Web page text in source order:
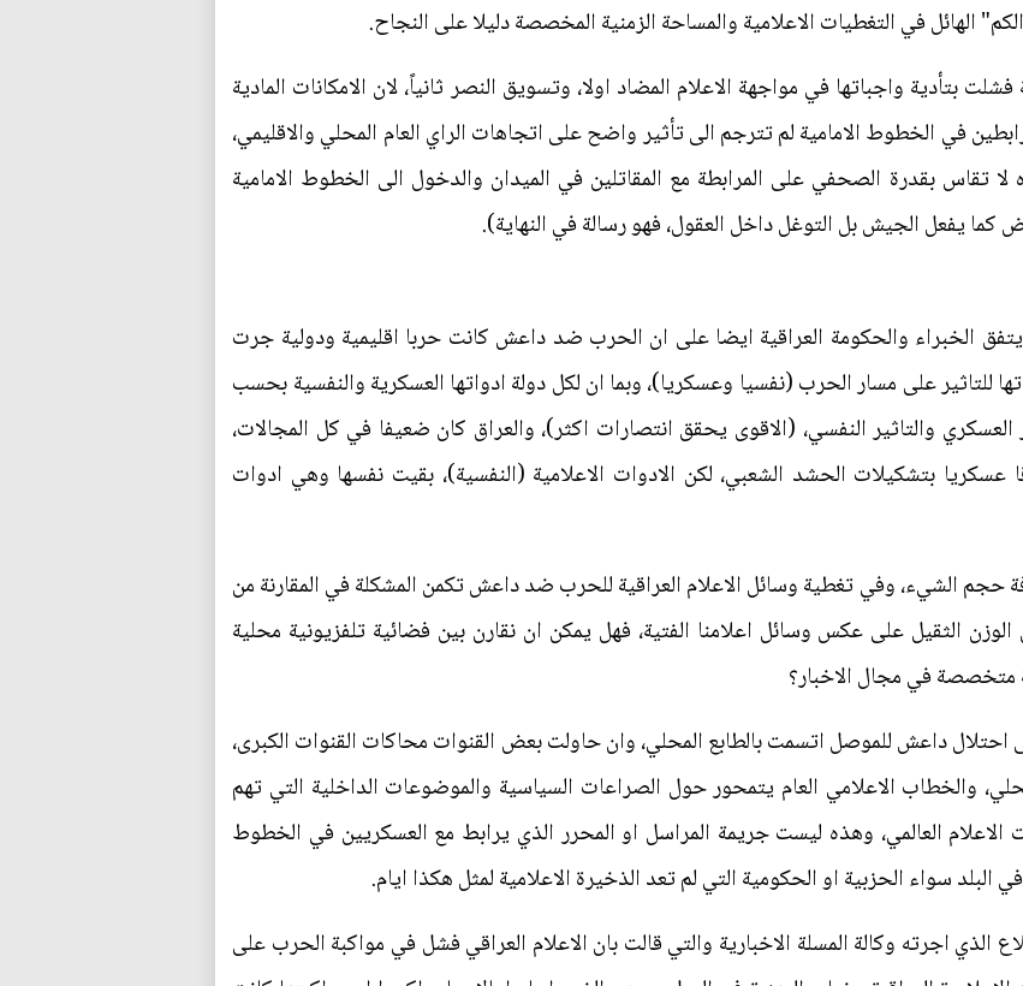
الهائل في التغطيات الاعلامية والمساحة الزمنية المخصصة دليلا على النجاح.
بتأدية واجباتها في مواجهة الاعلام المضاد اولا، وتسويق النصر ثانياً، لان الامكانات المادية
في الخطوط الامامية لم تترجم الى تأثير واضح على اتجاهات الراي العام المحلي والاقليمي،
تقاس بقدرة الصحفي على المرابطة مع المقاتلين في الميدان والدخول الى الخطوط الامامية
كما يفعل الجيش بل التوغل داخل العقول، فهو رسالة في النهاية).
الخبراء والحكومة العراقية ايضا على ان الحرب ضد داعش كانت حربا اقليمية ودولية جرت
على مسار الحرب (نفسيا وعسكريا)، وبما ان لكل دولة ادواتها العسكرية والنفسية بحسب
والتاثير النفسي، (الاقوى يحقق انتصارات اكثر)، والعراق كان ضعيفا في كل المجالات،
بتشكيلات الحشد الشعبي، لكن الادوات الاعلامية (النفسية)، بقيت نفسها وهي ادوات
حجم الشيء، وفي تغطية وسائل الاعلام العراقية للحرب ضد داعش تكمن المشكلة في المقارنة من
الوزن الثقيل على عكس وسائل اعلامنا الفتية، فهل يمكن ان نقارن بين فضائية تلفزيونية محلية
متخصصة في مجال الاخبار؟
العراقية منذ عام 2003 وحتى احتلال داعش للموصل اتسمت بالطابع المحلي، وان حاولت بعض القنوات محاكات القنوات الكبرى،
والخطاب الاعلامي العام يتمحور حول الصراعات السياسية والموضوعات الداخلية التي تهم
الاعلام العالمي، وهذه ليست جريمة المراسل او المحرر الذي يرابط مع العسكريين في الخطوط
في البلد سواء الحزبية او الحكومية التي لم تعد الذخيرة الاعلامية لمثل هكذا ايام.
اجرته وكالة المسلة الاخبارية والتي قالت بان الاعلام العراقي فشل في مواكبة الحرب على